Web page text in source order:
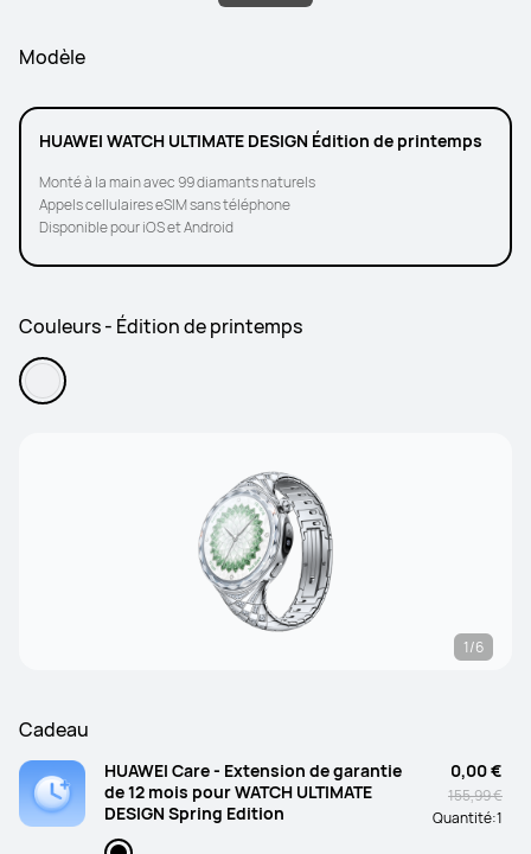
Modèle
HUAWEI WATCH ULTIMATE DESIGN Édition de printemps
Monté à la main avec 99 diamants naturels
Appels cellulaires eSIM sans téléphone
Disponible pour iOS et Android
Couleurs - Édition de printemps
1/6
Cadeau
HUAWEI Care - Extension de garantie
de 12 mois pour WATCH ULTIMATE
DESIGN Spring Edition
0,00 €
155,99 €
Quantité:1